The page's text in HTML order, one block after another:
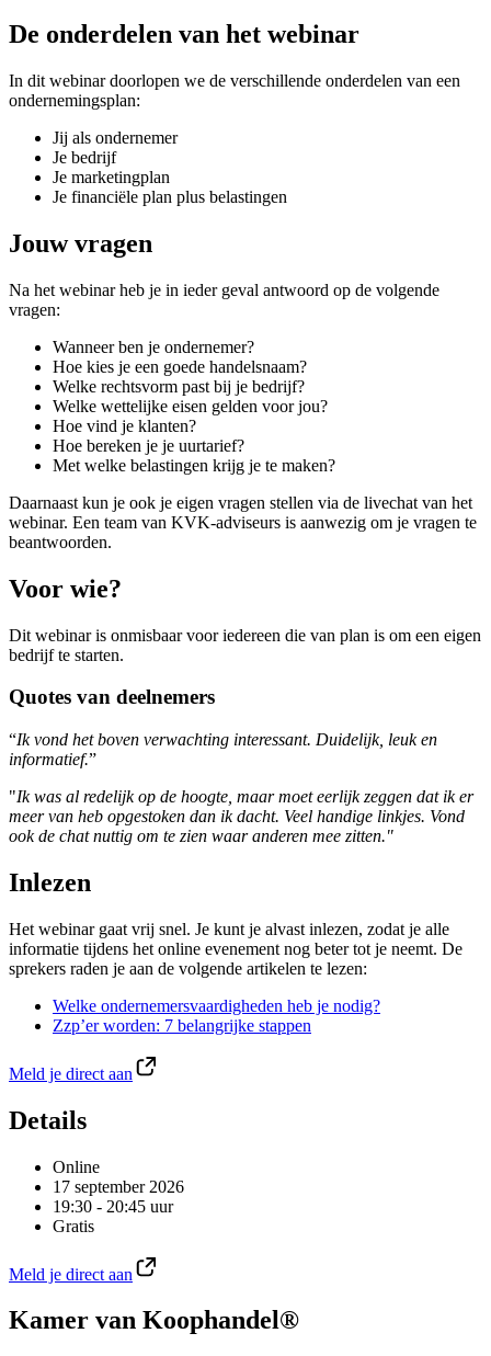
De onderdelen van het webinar
In dit webinar doorlopen we de verschillende onderdelen van een
ondernemingsplan:
Jij als ondernemer
Je bedrijf
Je marketingplan
Je financiële plan plus belastingen
Jouw vragen
Na het webinar heb je in ieder geval antwoord op de volgende
vragen:
Wanneer ben je ondernemer?
Hoe kies je een goede handelsnaam?
Welke rechtsvorm past bij je bedrijf?
Welke wettelijke eisen gelden voor jou?
Hoe vind je klanten?
Hoe bereken je je uurtarief?
Met welke belastingen krijg je te maken?
Daarnaast kun je ook je eigen vragen stellen via de livechat van het
webinar. Een team van KVK-adviseurs is aanwezig om je vragen te
beantwoorden.
Voor wie?
Dit webinar is onmisbaar voor iedereen die van plan is om een eigen
bedrijf te starten.
Quotes van deelnemers
“Ik vond het boven verwachting interessant. Duidelijk, leuk en
informatief.”
"Ik was al redelijk op de hoogte, maar moet eerlijk zeggen dat ik er
meer van heb opgestoken dan ik dacht. Veel handige linkjes. Vond
ook de chat nuttig om te zien waar anderen mee zitten."
Inlezen
Het webinar gaat vrij snel. Je kunt je alvast inlezen, zodat je alle
informatie tijdens het online evenement nog beter tot je neemt. De
sprekers raden je aan de volgende artikelen te lezen:
Welke ondernemersvaardigheden heb je nodig?
Zzp’er worden: 7 belangrijke stappen
Meld je direct aan
Details
Online
17 september 2026
19:30 - 20:45 uur
Gratis
Meld je direct aan
Kamer van Koophandel®